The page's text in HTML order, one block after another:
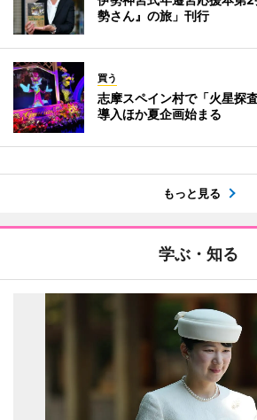
勢さん』の旅」刊行
買う
志摩スペイン村で「火星探
導入ほか夏企画始まる
もっと見る
学ぶ・知る